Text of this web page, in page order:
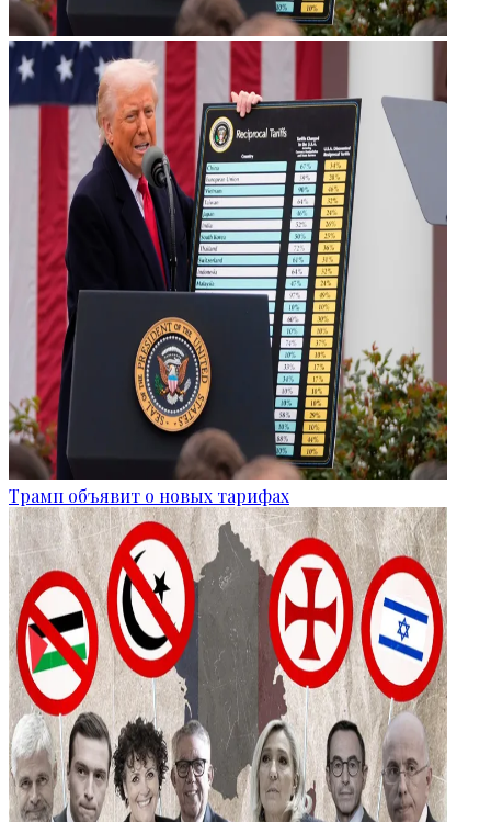
Трамп объявит о новых тарифах